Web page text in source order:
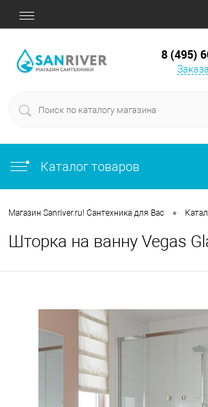
8 (495)
Каталог товаров
Магазин Sanriver.ru! Сантехника для Вас •
Шторка на ванну Vegas